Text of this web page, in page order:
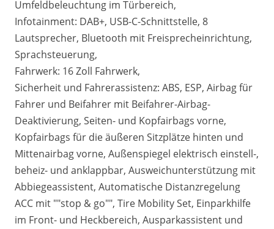
Umfeldbeleuchtung im Türbereich,
Infotainment: DAB+, USB-C-Schnittstelle, 8
Lautsprecher, Bluetooth mit Freisprecheinrichtung,
Sprachsteuerung,
Fahrwerk: 16 Zoll Fahrwerk,
Sicherheit und Fahrerassistenz: ABS, ESP, Airbag für
Fahrer und Beifahrer mit Beifahrer-Airbag-
Deaktivierung, Seiten- und Kopfairbags vorne,
Kopfairbags für die äußeren Sitzplätze hinten und
Mittenairbag vorne, Außenspiegel elektrisch einstell-,
beheiz- und anklappbar, Ausweichunterstützung mit
Abbiegeassistent, Automatische Distanzregelung
ACC mit ""stop & go"", Tire Mobility Set, Einparkhilfe
im Front- und Heckbereich, Ausparkassistent und